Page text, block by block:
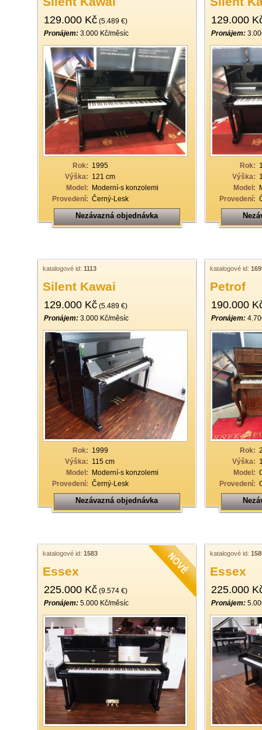
129.000 Kč (5.489 €)
Pronájem: 3.000 Kč/měsíc
Rok: 1995
Výška: 121 cm
Model: Moderní-s konzolemi
Provedení: Černý-Lesk
Nezávazná objednávka
129.000
Pronájem:
Rok:
Výška:
Model:
Provedení:
katalogové id: 1113
Silent Kawai
129.000 Kč (5.489 €)
Pronájem: 3.000 Kč/měsíc
Rok: 1999
Výška: 115 cm
Model: Moderní-s konzolemi
Provedení: Černý-Lesk
Nezávazná objednávka
katalogové id:
Petrof
190.000
Pronájem:
Rok:
Výška:
Model:
Provedení:
katalogové id: 1583
Essex
225.000 Kč (9.574 €)
Pronájem: 5.000 Kč/měsíc
katalogové id:
Essex
225.000
Pronájem: